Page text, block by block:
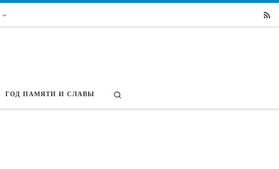
ГОД ПАМЯТИ И СЛАВЫ